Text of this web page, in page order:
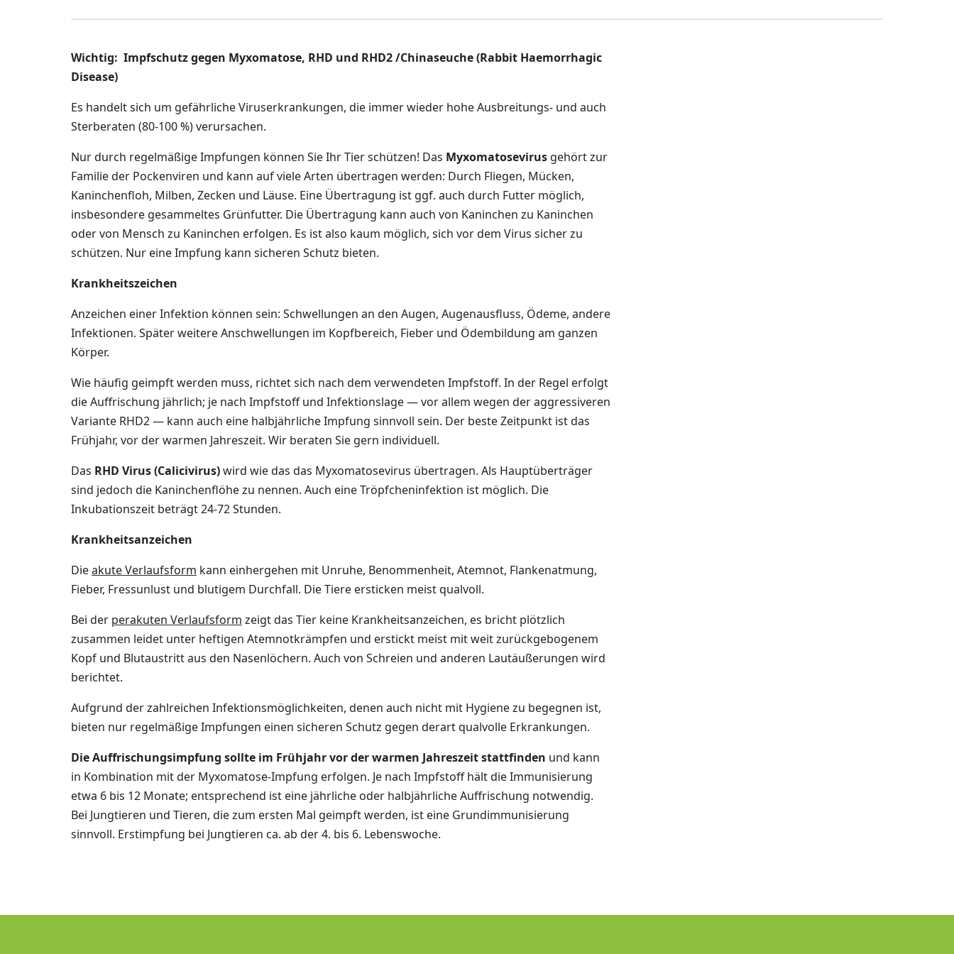
Wichtig: Impfschutz gegen Myxomatose, RHD und RHD2 /Chinaseuche (Rabbit Haemorrhagic
Disease)
Es handelt sich um gefährliche Viruserkrankungen, die immer wieder hohe Ausbreitungs- und auch
Sterberaten (80-100 %) verursachen.
Nur durch regelmäßige Impfungen können Sie Ihr Tier schützen! Das Myxomatosevirus gehört zur
Familie der Pockenviren und kann auf viele Arten übertragen werden: Durch Fliegen, Mücken,
Kaninchenfloh, Milben, Zecken und Läuse. Eine Übertragung ist ggf. auch durch Futter möglich,
insbesondere gesammeltes Grünfutter. Die Übertragung kann auch von Kaninchen zu Kaninchen
oder von Mensch zu Kaninchen erfolgen. Es ist also kaum möglich, sich vor dem Virus sicher zu
schützen. Nur eine Impfung kann sicheren Schutz bieten.
Krankheitszeichen
Anzeichen einer Infektion können sein: Schwellungen an den Augen, Augenausfluss, Ödeme, andere
Infektionen. Später weitere Anschwellungen im Kopfbereich, Fieber und Ödembildung am ganzen
Körper.
Wie häufig geimpft werden muss, richtet sich nach dem verwendeten Impfstoff. In der Regel erfolgt
die Auffrischung jährlich; je nach Impfstoff und Infektionslage — vor allem wegen der aggressiveren
Variante RHD2 — kann auch eine halbjährliche Impfung sinnvoll sein. Der beste Zeitpunkt ist das
Frühjahr, vor der warmen Jahreszeit. Wir beraten Sie gern individuell.
Das RHD Virus (Calicivirus)wird wie das das Myxomatosevirus übertragen. Als Hauptüberträger
sind jedoch die Kaninchenflöhe zu nennen. Auch eine Tröpfcheninfektion ist möglich. Die
Inkubationszeit beträgt 24-72 Stunden.
Krankheitsanzeichen
Dieakute Verlaufsform kann einhergehen mit Unruhe, Benommenheit, Atemnot, Flankenatmung,
Fieber, Fressunlust und blutigem Durchfall. Die Tiere ersticken meist qualvoll.
Bei der perakuten Verlaufsform zeigt das Tier keine Krankheitsanzeichen, es bricht plötzlich
zusammen leidet unter heftigen Atemnotkrämpfen und erstickt meist mit weit zurückgebogenem
Kopf und Blutaustritt aus den Nasenlöchern. Auch von Schreien und anderen Lautäußerungen wird
berichtet.
Aufgrund der zahlreichen Infektionsmöglichkeiten, denen auch nicht mit Hygiene zu begegnen ist,
bieten nur regelmäßige Impfungen einen sicheren Schutz gegen derart qualvolle Erkrankungen.
Die Auffrischungsimpfung sollte im Frühjahr vor der warmen Jahreszeit stattfinden und kann
in Kombination mit der Myxomatose-Impfung erfolgen. Je nach Impfstoff hält die Immunisierung
etwa 6 bis 12 Monate; entsprechend ist eine jährliche oder halbjährliche Auffrischung notwendig.
Bei Jungtieren und Tieren, die zum ersten Mal geimpft werden, ist eine Grundimmunisierung
sinnvoll. Erstimpfung bei Jungtieren ca. ab der 4. bis 6. Lebenswoche.